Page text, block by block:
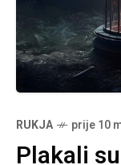
RUKJA prije 10
Plakali